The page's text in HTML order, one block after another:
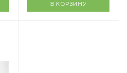
В КОРЗИНУ